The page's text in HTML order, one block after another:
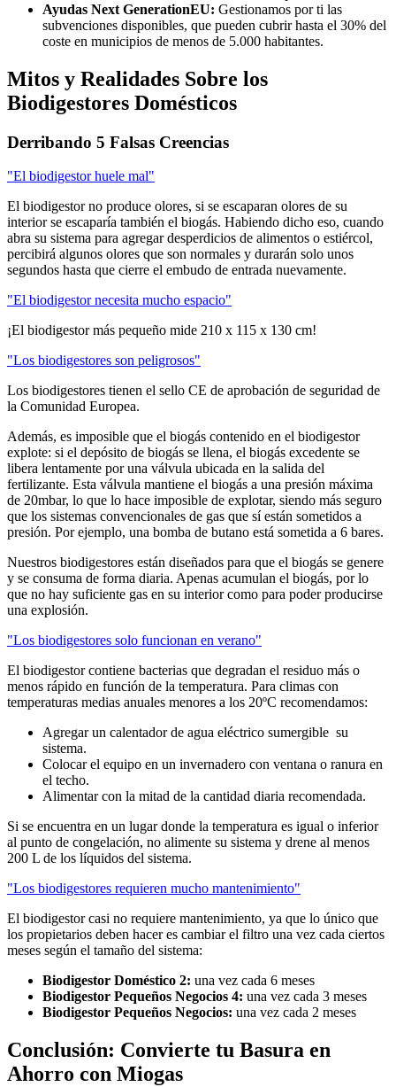
Ayudas Next GenerationEU: Gestionamos por ti las
subvenciones disponibles, que pueden cubrir hasta el 30% del
coste en municipios de menos de 5.000 habitantes.
Mitos y Realidades Sobre los
Biodigestores Domésticos
Derribando 5 Falsas Creencias
"El biodigestor huele mal"
El biodigestor no produce olores, si se escaparan olores de su
interior se escaparía también el biogás. Habiendo dicho eso, cuando
abra su sistema para agregar desperdicios de alimentos o estiércol,
percibirá algunos olores que son normales y durarán solo unos
segundos hasta que cierre el embudo de entrada nuevamente.
"El biodigestor necesita mucho espacio"
¡El biodigestor más pequeño mide 210 x 115 x 130 cm!
"Los biodigestores son peligrosos"
Los biodigestores tienen el sello CE de aprobación de seguridad de
la Comunidad Europea.
Además, es imposible que el biogás contenido en el biodigestor
explote: si el depósito de biogás se llena, el biogás excedente se
libera lentamente por una válvula ubicada en la salida del
fertilizante. Esta válvula mantiene el biogás a una presión máxima
de 20mbar, lo que lo hace imposible de explotar, siendo más seguro
que los sistemas convencionales de gas que sí están sometidos a
presión. Por ejemplo, una bomba de butano está sometida a 6 bares.
Nuestros biodigestores están diseñados para que el biogás se genere
y se consuma de forma diaria. Apenas acumulan el biogás, por lo
que no hay suficiente gas en su interior como para poder producirse
una explosión.
"Los biodigestores solo funcionan en verano"
El biodigestor contiene bacterias que degradan el residuo más o
menos rápido en función de la temperatura. Para climas con
temperaturas medias anuales menores a los 20ºC recomendamos:
Agregar un calentador de agua eléctrico sumergible su
sistema.
Colocar el equipo en un invernadero con ventana o ranura en
el techo.
Alimentar con la mitad de la cantidad diaria recomendada.
Si se encuentra en un lugar donde la temperatura es igual o inferior
al punto de congelación, no alimente su sistema y drene al menos
200 L de los líquidos del sistema.
"Los biodigestores requieren mucho mantenimiento"
El biodigestor casi no requiere mantenimiento, ya que lo único que
los propietarios deben hacer es cambiar el filtro una vez cada ciertos
meses según el tamaño del sistema:
Biodigestor Doméstico 2: una vez cada 6 meses
Biodigestor Pequeños Negocios 4: una vez cada 3 meses
Biodigestor Pequeños Negocios: una vez cada 2 meses
Conclusión: Convierte tu Basura en
Ahorro con Miogas